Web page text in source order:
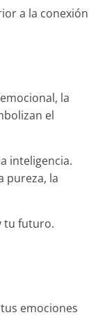
a la conexión
la
el
inteligencia.
pureza, la
tu futuro.
emociones